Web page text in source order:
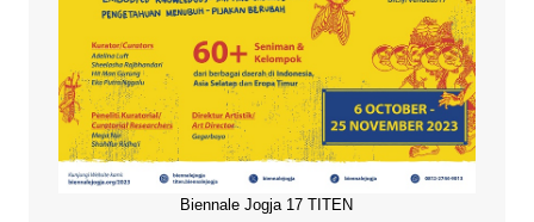
Biennale Jogja 17 TITEN